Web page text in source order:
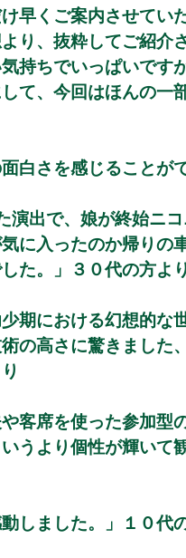
早くご案内させてい
り、抜粋してご紹介
持ちでいっぱいで
、今回はほんの一
白さを感じることが
演出で、娘が終始ニ
に入ったのか帰り
た。」３０代の方より
期における幻想的
の高さに驚きまし
客席を使った参加
うより個性が輝いて
しました。」１０代